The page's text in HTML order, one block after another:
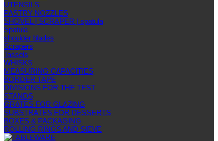
UTENSILS
PASTRY NOZZLES
SHOVEL | SCRAPER | spatula
Spatula
shoulder blades
Scrapers
Tassels
WHISKS
MEASURING CAPACITIES
BORDER TAPE
DIVISIONS FOR THE TEST
STANDS
GRATES FOR GLAZING
SUBSTRATES FOR DESSERTS
BOXES & PACKAGING
ROLLING RINGS AND SIEVE